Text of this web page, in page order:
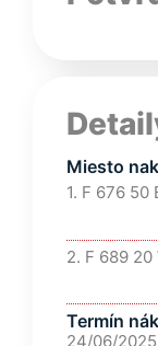
Miesto
1. F 676
2. F 689
Termín
24/06/2025